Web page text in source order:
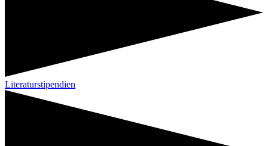
Literaturstipendien